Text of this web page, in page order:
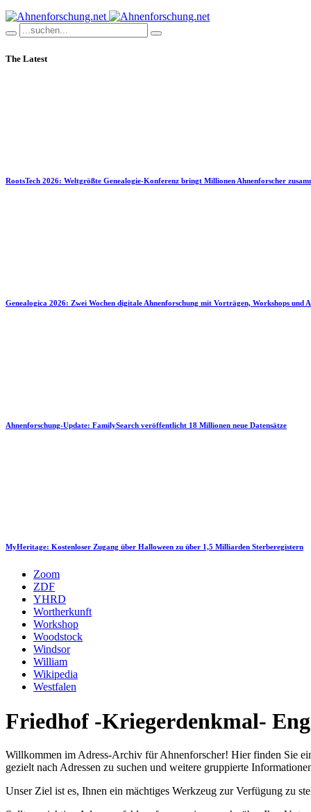
The Latest
RootsTech 2026: Weltgrößte Genealogie-Konferenz bringt Millionen Ahnenforscher
Genealogica 2026: Zwei Wochen digitale Ahnenforschung mit Vorträgen, Workshops und
Ahnenforschung-Update: FamilySearch veröffentlicht 18 Millionen neue Datensätze
MyHeritage: Kostenloser Zugang über Halloween zu über 1,5 Milliarden Sterberegistern
Zoom
ZDF
YHRD
Wortherkunft
Workshop
Woodstock
Windsor
William
Wikipedia
Westfalen
Friedhof -Kriegerdenkmal-
Willkommen im Adress-Archiv für Ahnenforscher! Hier finden Sie
gezielt nach Adressen zu suchen und weitere gruppierte
Unser Ziel ist es, Ihnen ein mächtiges Werkzeug zur Verfügung zu